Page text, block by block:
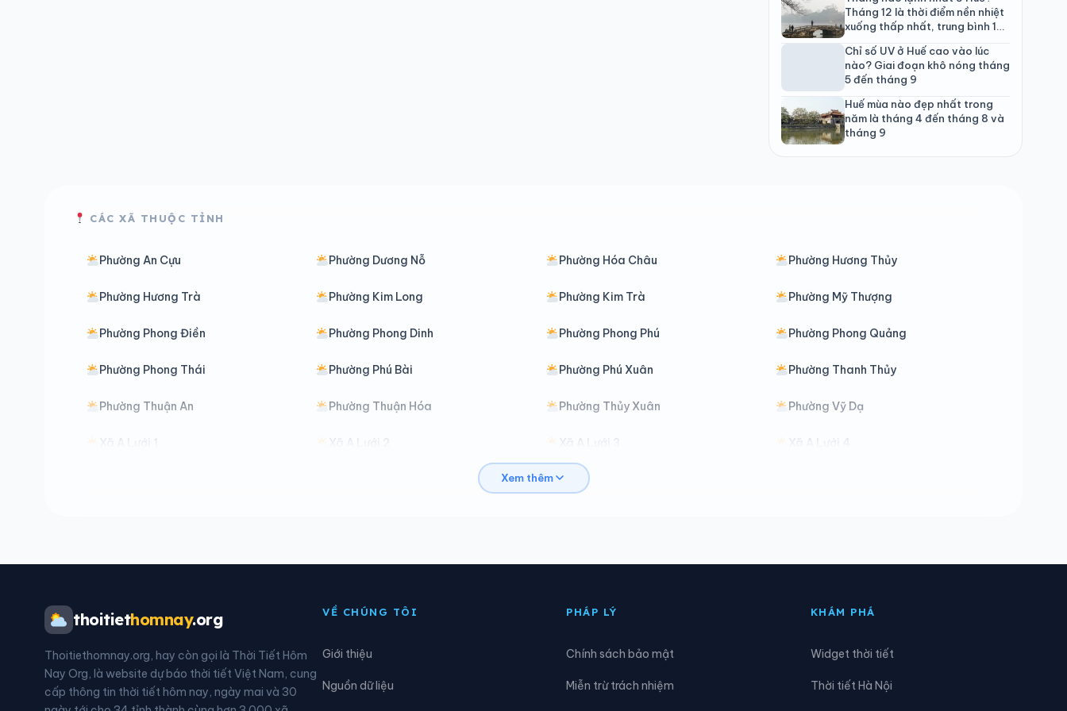
Tháng 12 là thời điểm nền nhiệt
xuống thấp nhất, trung bình 15
Chỉ số UV ở Huế cao vào lúc
nào? Giai đoạn khô nóng tháng
5 đến tháng 9
Huế mùa nào đẹp nhất trong
năm là tháng 4 đến tháng 8 và
tháng 9
CÁC XÃ THUỘC TỈNH
Phường An Cựu Phường Dương Nỗ Phường Hóa Châu Phường Hương Thủy
Phường Hương Trà Phường Kim Long Phường Kim Trà Phường Mỹ Thượng
Phường Phong Điền Phường Phong Dinh Phường Phong Phú Phường Phong Quảng
Phường Phong Thái Phường Phú Bài Phường Phú Xuân Phường Thanh Thủy
Phường Thuận An Phường Thuận Hóa Phường Thủy Xuân Phường Vỹ Dạ
Xã A Lưới 1 Xã A Lưới 2 Xã A Lưới 3 Xã A Lưới 4
Xã Chân Mây - Lăng Cô
Xem thêm
thoitiethomnay.org
Thoitiethomnay.org, hay còn gọi là Thời Tiết Hôm
Nay Org, là website dự báo thời tiết Việt Nam, cung
cấp thông tin thời tiết hôm nay, ngày mai và 30
VỀ CHÚNG TÔI
Giới thiệu
Nguồn dữ liệu
PHÁP LÝ
Chính sách bảo mật
Miễn trừ trách nhiệm
KHÁM PHÁ
Widget thời tiết
Thời tiết Hà Nội